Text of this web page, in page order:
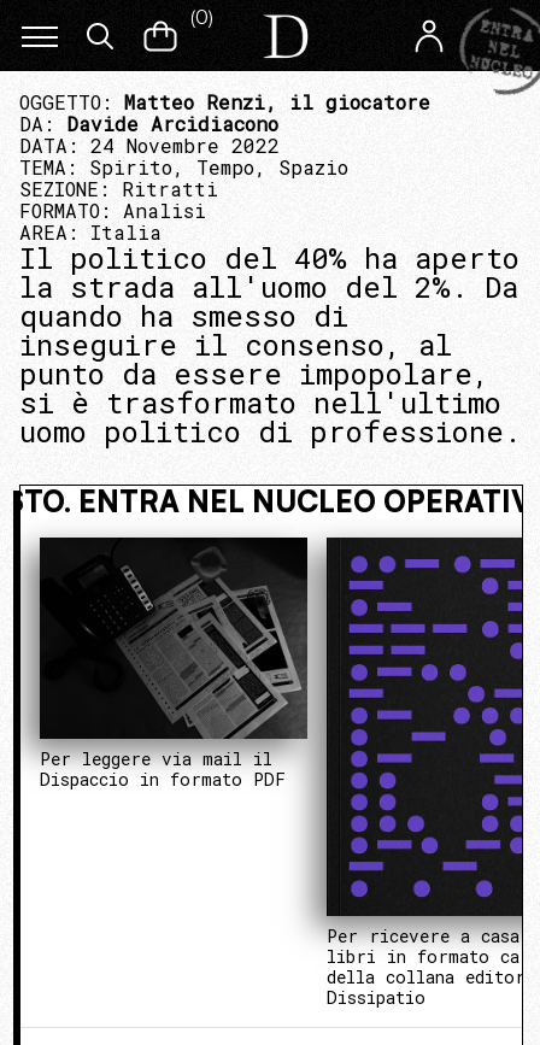
(0)
OGGETTO: Matteo Renzi, il giocatore
DA: Davide Arcidiacono
DATA: 24 Novembre 2022
TEMA: Spirito, Tempo, Spazio
SEZIONE: Ritratti
FORMATO: Analisi
AREA: Italia
Il politico del 40% ha aperto
la strada all'uomo del 2%. Da
quando ha smesso di
inseguire il consenso, al
punto da essere impopolare,
si è trasformato nell'ultimo
uomo politico di professione.
NASCOSTO. ENTRA NEL NUCLEO
Per leggere via mail il
Dispaccio in formato PDF
Per ricevere a casa i
libri in formato
della collana
Dissipatio